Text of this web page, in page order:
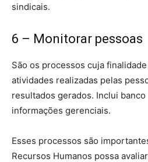
sindicais.
6 – Monitorar pessoas
São os processos cuja
atividades realizadas pelas
resultados gerados. Inclui
informações gerenciais.
Esses processos são
Recursos Humanos possa